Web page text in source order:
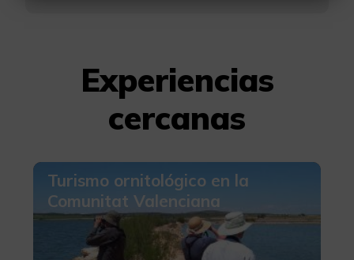
Experiencias
cercanas
Turismo ornitológico en la
Comunitat Valenciana
Más información